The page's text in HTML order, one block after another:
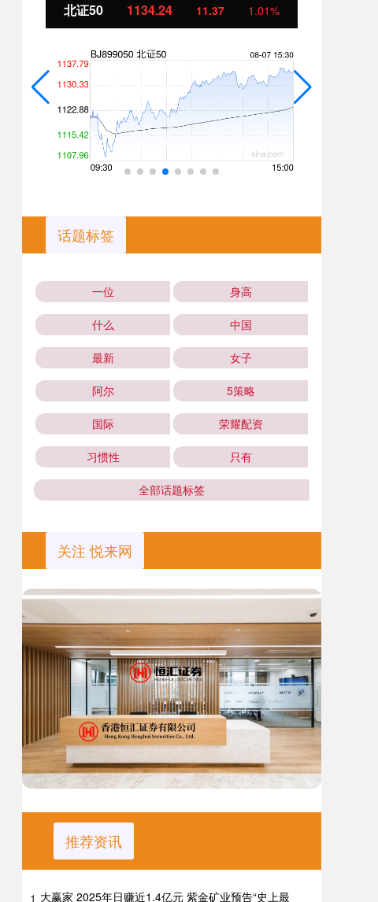
北证50 1134.24 11.37 1.01%
话题标签
一位 身高
什么 中国
最新 女子
阿尔 5策略
国际 荣耀配资
习惯性 只有
全部话题标签
关注 悦来网
推荐资讯
1 大赢家 2025年日赚近1.4亿元 紫金矿业预告“史上最